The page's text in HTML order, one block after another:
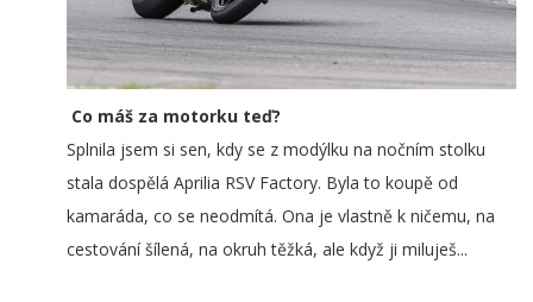
Co máš za motorku teď?
Splnila jsem si sen, kdy se z modýlku na nočním stolku
stala dospělá Aprilia RSV Factory. Byla to koupě od
kamaráda, co se neodmítá. Ona je vlastně k ničemu, na
cestování šílená, na okruh těžká, ale když ji miluješ...